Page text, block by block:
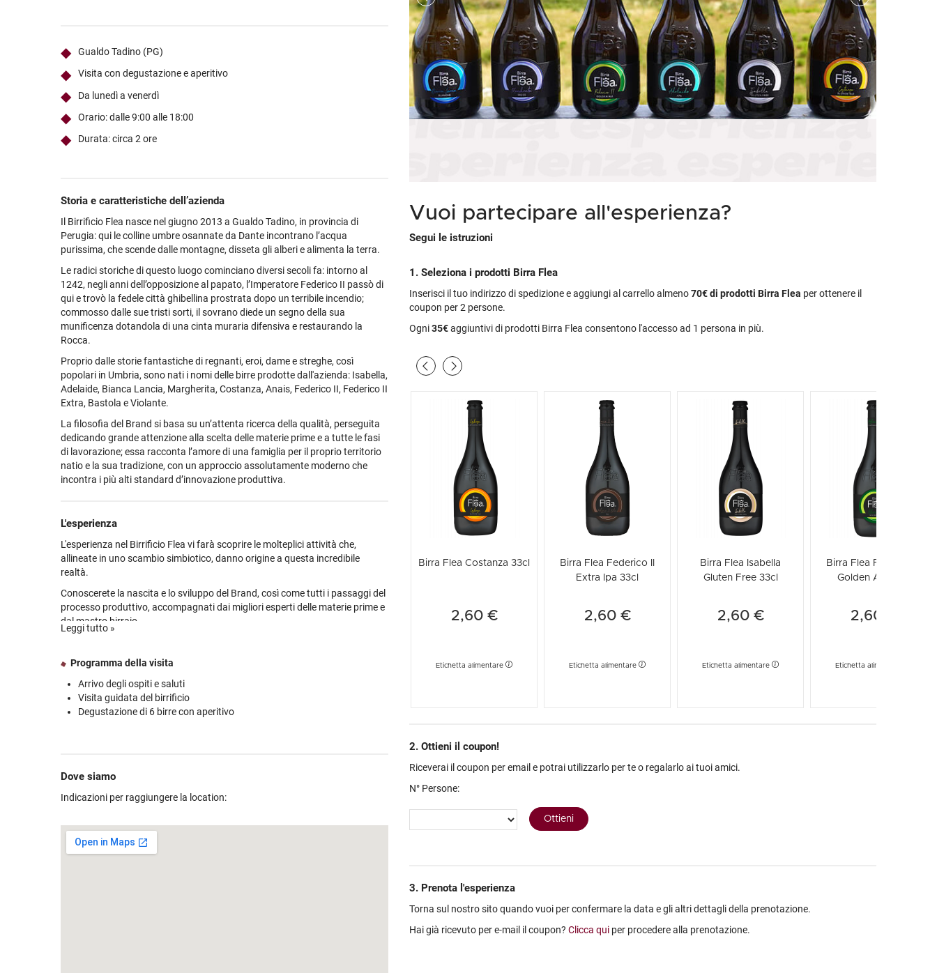
Cile
Portogallo
Spagna
Tutti i vini esteri »
Vini Dessert
Moscato
Passito
Tutti i vini dessert »
Piper-Heidsieck
Metodo
Metodo Classico
Metodo Charmat
Metodo Ancestrale
Alcohol free
Shochu
Vermouth
Tutte le categorie »
Gluten free
Weissbier
Tutte le tipologie »
Marzadro
Planeta
Tutte le cantine »
Gualdo Tadino (PG)
Visita con degustazione e aperitivo
Da lunedì a venerdì
Orario: dalle 9:00 alle 18:00
Durata: circa 2 ore
Storia e caratteristiche dell’azienda
Il Birrificio Flea nasce nel giugno 2013 a Gualdo Tadino, in provincia di
Perugia: qui le colline umbre osannate da Dante incontrano l’acqua
purissima, che scende dalle montagne, disseta gli alberi e alimenta la terra.
Le radici storiche di questo luogo cominciano diversi secoli fa: intorno al
1242, negli anni dell’opposizione al papato, l’Imperatore Federico II passò di
qui e trovò la fedele città ghibellina prostrata dopo un terribile incendio;
commosso dalle sue tristi sorti, il sovrano diede un segno della sua
munificenza dotandola di una cinta muraria difensiva e restaurando la
Rocca.
Proprio dalle storie fantastiche di regnanti, eroi, dame e streghe, così
popolari in Umbria, sono nati i nomi delle birre prodotte dall'azienda: Isabella,
Adelaide, Bianca Lancia, Margherita, Costanza, Anais, Federico II, Federico II
Extra, Bastola e Violante.
La filosofia del Brand si basa su un’attenta ricerca della qualità, perseguita
dedicando grande attenzione alla scelta delle materie prime e a tutte le fasi
di lavorazione; essa racconta l’amore di una famiglia per il proprio territorio
natio e la sua tradizione, con un approccio assolutamente moderno che
incontra i più alti standard d’innovazione produttiva.
L'esperienza
L'esperienza nel Birrificio Flea vi farà scoprire le molteplici attività che,
allineate in uno scambio simbiotico, danno origine a questa incredibile
realtà.
Conoscerete la nascita e lo sviluppo del Brand, così come tutti i passaggi del
processo produttivo, accompagnati dai migliori esperti delle materie prime e
dal mastro birraio.
accompagnate dalle migliori specialità gastronomiche umbre, tra cui squisiti
prodotti caseari. Anche i più piccoli saranno accontentati: con un piccolo
sovrapprezzo, avranno una deliziosa merenda pensata apposta per loro!
Sarà una bellissima occasione per vivere appieno tradizione e squisitezze
locali!
Leggi tutto »
Programma della visita
Arrivo degli ospiti e saluti
Visita guidata del birrificio
Degustazione di 6 birre con aperitivo
Dove siamo
Indicazioni per raggiungere la location:
Vuoi partecipare all'esperienza?
Segui le istruzioni
1. Seleziona i prodotti Birra Flea
Inserisci il tuo indirizzo di spedizione e aggiungi al carrello almeno70€di prodotti Birra Flea per ottenere il
coupon per 2 persone.
Ogni35€aggiuntivi di prodotti Birra Flea consentono l'accesso ad 1 persona in più.
Birra Flea Costanza 33cl
2,60 €
Etichetta alimentare
Birra Flea Federico II
Extra Ipa 33cl
2,60 €
Etichetta alimentare
Birra Flea Isabella
Gluten Free 33cl
2,60 €
Etichetta alimentare
Birra Flea Federico II
Golden Ale 33cl
2,60 €
Etichetta alimentare
2. Ottieni il coupon!
Riceverai il coupon per email e potrai utilizzarlo per te o regalarlo ai tuoi amici.
N° Persone:
3. Prenota l'esperienza
Torna sul nostro sito quando vuoi per confermare la data e gli altri dettagli della prenotazione.
Hai già ricevuto per e-mail il coupon? Clicca qui per procedere alla prenotazione.